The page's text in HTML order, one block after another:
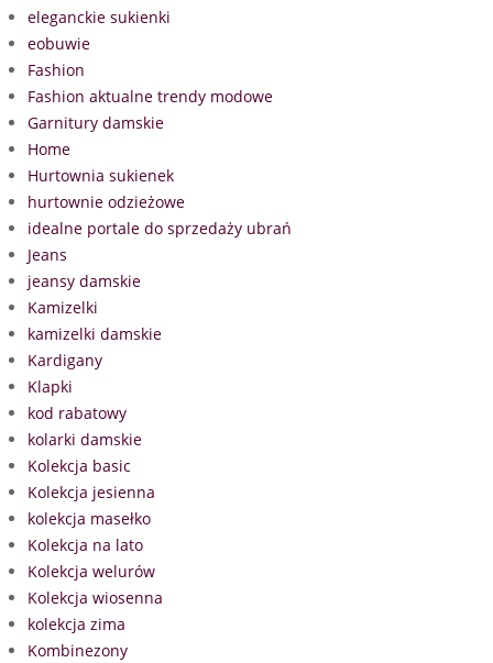
eleganckie sukienki
eobuwie
Fashion
Fashion aktualne trendy modowe
Garnitury damskie
Home
Hurtownia sukienek
hurtownie odzieżowe
idealne portale do sprzedaży ubrań
Jeans
jeansy damskie
Kamizelki
kamizelki damskie
Kardigany
Klapki
kod rabatowy
kolarki damskie
Kolekcja basic
Kolekcja jesienna
kolekcja masełko
Kolekcja na lato
Kolekcja welurów
Kolekcja wiosenna
kolekcja zima
Kombinezony